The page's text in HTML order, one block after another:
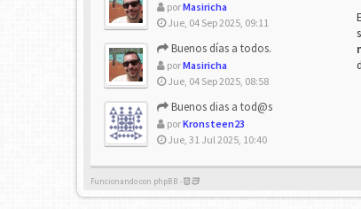
porMasiricha
Jue, 04 Sep 2025, 09:11
Buenos días a todos.
porMasiricha
Jue, 04 Sep 2025, 08:58
Buenos dias a tod@s
porKronsteen23
Jue, 31 Jul 2025, 10:40
Funcionando con phpBB -